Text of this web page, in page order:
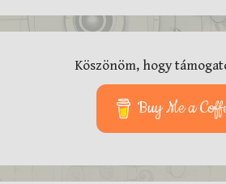
Köszönöm, hogy
Buy Me a